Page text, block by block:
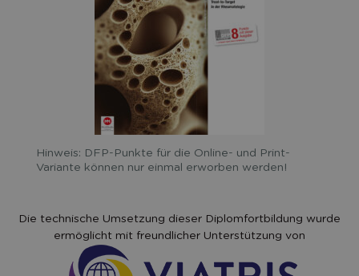
Hinweis: DFP-Punkte für die Online- und Print-
Variante können nur einmal erworben werden!
Die technische Umsetzung dieser Diplomfortbildung wurde
ermöglicht mit freundlicher Unterstützung von